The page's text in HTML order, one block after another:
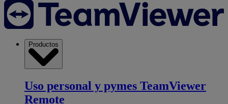
Productos
Uso personal y pymes TeamViewer
Remote